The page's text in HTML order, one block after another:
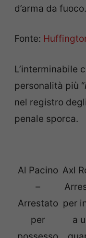
d’arma da fuoco.
Fonte:
L’interminabile
personalità più “
nel registro
penale sporca.
Al Pacino
–
Arrestato
per
Axl
per
a